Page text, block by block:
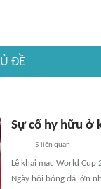
ĐỀ
Sự cố hy hữu ở
5 liên quan
Lễ khai mạc World
Ngày hội bóng đá lớn